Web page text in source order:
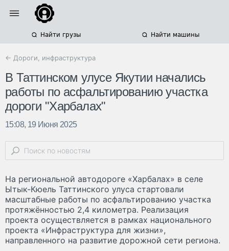
Найти грузы Найти машины
← Дороги, инфраструктура
В Таттинском улусе Якутии начались
работы по асфальтированию участка
дороги "Харбалах"
15:08, 19 Июня 2025
На региональной автодороге «Харбалах» в селе
Ытык-Кюель Таттинского улуса стартовали
масштабные работы по асфальтированию участка
протяжённостью 2,4 километра. Реализация
проекта осуществляется в рамках национального
проекта «Инфраструктура для жизни»,
направленного на развитие дорожной сети региона.